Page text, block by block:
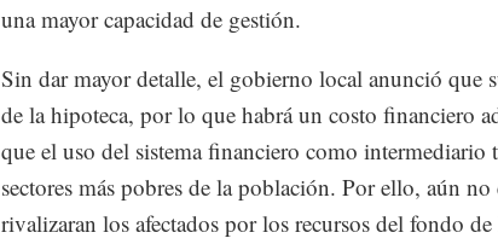
una mayor capacidad de gestión.
Sin dar mayor detalle, el gobierno local anunció que
de la hipoteca, por lo que habrá un costo financiero
que el uso del sistema financiero como intermediario
sectores más pobres de la población. Por ello, aún no
rivalizaran los afectados por los recursos del fondo